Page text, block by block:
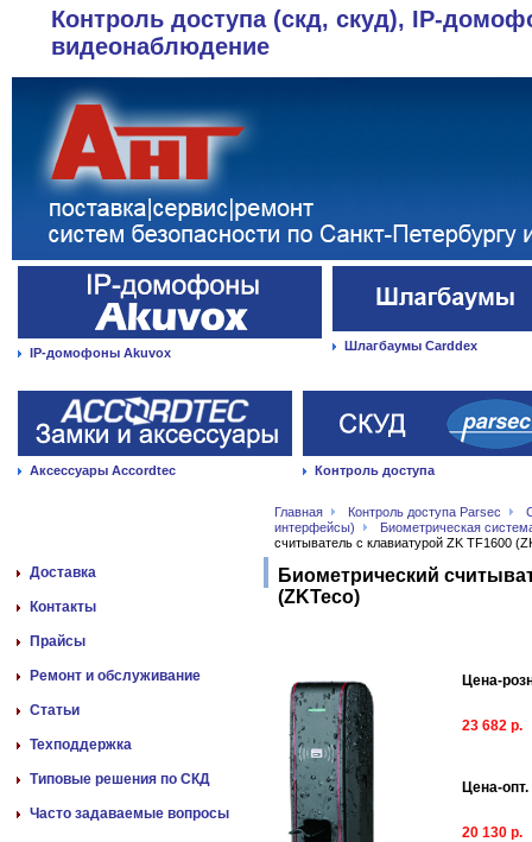
Контроль доступа (скд, скуд), IP-
видеонаблюдение
IP-домофоны Akuvox Шлагбаумы Carddex
Аксессуары Accordtec Контроль доступа
Главная Контроль доступа Parsec
интерфейсы)
Биометрическая
считыватель с клавиатурой ZK TF1600
Доставка
Контакты
Прайсы
Ремонт и обслуживание
Статьи
Техподдержка
Типовые решения по СКД
Часто задаваемые вопросы
Биометрический
(ZKTeco)
Цена-
23 682 р.
Цена-опт.
20 130 р.